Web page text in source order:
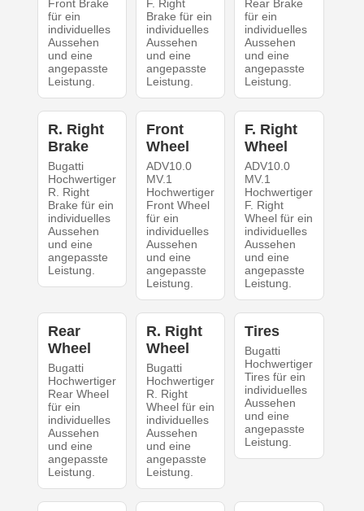
Front Brake
für ein
individuelles
Aussehen
und eine
angepasste
Leistung.
F. Right
Brake für ein
individuelles
Aussehen
und eine
angepasste
Leistung.
Rear Brake
für ein
individuelles
Aussehen
und eine
angepasste
Leistung.
R. Right
Brake
Bugatti
Hochwertiger
R. Right
Brake für ein
individuelles
Aussehen
und eine
angepasste
Leistung.
Front
Wheel
ADV10.0
MV.1
Hochwertiger
Front Wheel
für ein
individuelles
Aussehen
und eine
angepasste
Leistung.
F. Right
Wheel
ADV10.0
MV.1
Hochwertiger
F. Right
Wheel für ein
individuelles
Aussehen
und eine
angepasste
Leistung.
Rear
Wheel
Bugatti
Hochwertiger
Rear Wheel
für ein
individuelles
Aussehen
und eine
angepasste
Leistung.
R. Right
Wheel
Bugatti
Hochwertiger
R. Right
Wheel für ein
individuelles
Aussehen
und eine
angepasste
Leistung.
Tires
Bugatti
Hochwertiger
Tires für ein
individuelles
Aussehen
und eine
angepasste
Leistung.